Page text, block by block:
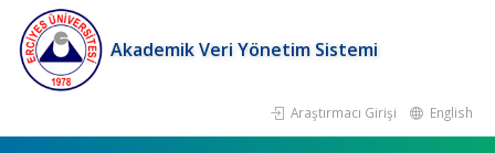
Akademik Veri Yönetim Sistemi
Araştırmacı Girişi English